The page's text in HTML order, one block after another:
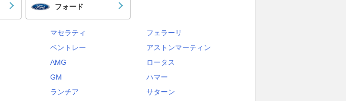
フォード
マセラティ
フェラーリ
ベントレー
アストンマーティン
AMG
ロータス
GM
ハマー
ランチア
サターン